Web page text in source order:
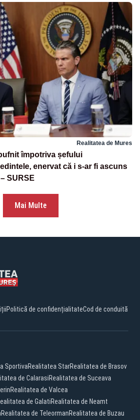
Realitatea de Mures
împotriva șefului
enervat că i s-ar fi ascuns
SURSE
Mai Multe
Politică de confidențialitateCod de conduită
SportivaRealitatea StarRealitatea de Brasov
de CalarasiRealitatea de Suceava
Realitatea de Valcea
de GalatiRealitatea de Neamt
Realitatea de TeleormanRealitatea de Buzau